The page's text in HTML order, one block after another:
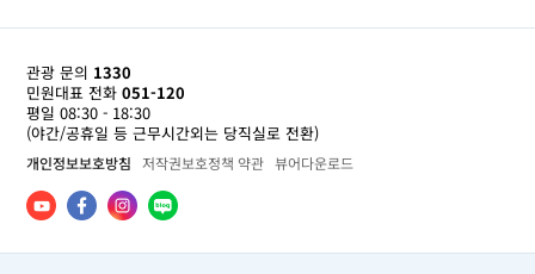
관광 문의 1330
민원대표 전화 051-120
평일 08:30 - 18:30
(야간/공휴일 등 근무시간외는 당직실로 전환)
개인정보보호방침 저작권보호정책 약관 뷰어다운로드